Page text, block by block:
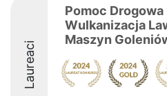
Laureaci
Pomoc
Wulkanizacja
Maszyn